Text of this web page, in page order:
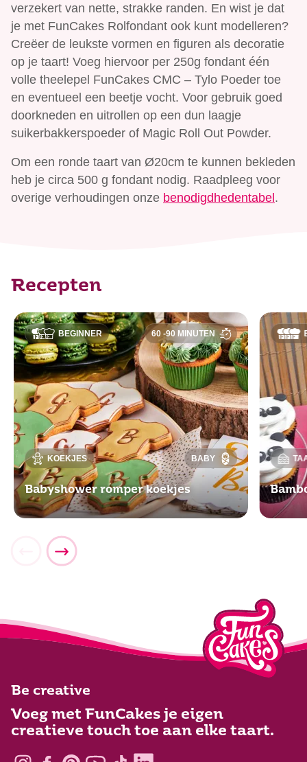
verzekert van nette, strakke randen. En wist je dat
je met FunCakes Rolfondant ook kunt modelleren?
Creëer de leukste vormen en figuren als decoratie
op je taart! Voeg hiervoor per 250g fondant één
volle theelepel FunCakes CMC – Tylo Poeder toe
en eventueel een beetje vocht. Voor gebruik goed
doorkneden en uitrollen op een dun laagje
suikerbakkerspoeder of Magic Roll Out Powder.
Om een ronde taart van Ø20cm te kunnen bekleden
heb je circa 500 g fondant nodig. Raadpleeg voor
overige verhoudingen onze benodigdhedentabel.
Recepten
BEGINNER
KOEKJES
60 -90 MINUTEN
BABY
Babyshower romper koekjes
Be creative
Voeg met FunCakes je eigen
creatieve touch toe aan elke taart.